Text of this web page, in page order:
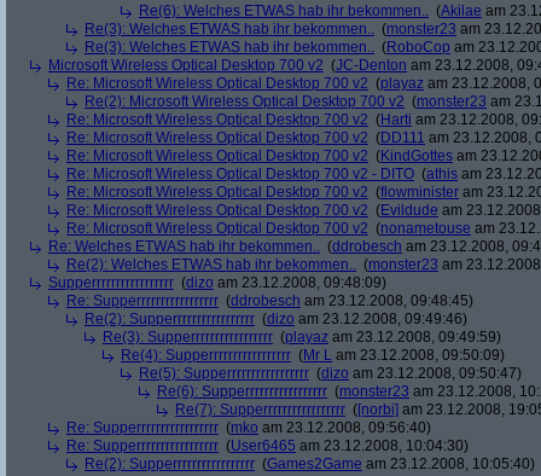
Re(6): Welches ETWAS hab ihr bekommen.. (Akilae am
Re(3): Welches ETWAS hab ihr bekommen.. (monster23 am
Re(3): Welches ETWAS hab ihr bekommen.. (RoboCop am
Microsoft Wireless Optical Desktop 700 v2 (JC-Denton am 23.12.2008,
Re: Microsoft Wireless Optical Desktop 700 v2 (playaz am 23.12.2008,
Re(2): Microsoft Wireless Optical Desktop 700 v2 (monster23 am
Re: Microsoft Wireless Optical Desktop 700 v2 (Harti am 23.12.2008,
Re: Microsoft Wireless Optical Desktop 700 v2 (DD111 am 23.12.2008,
Re: Microsoft Wireless Optical Desktop 700 v2 (KindGottes am
Re: Microsoft Wireless Optical Desktop 700 v2 - DITO (athis am
Re: Microsoft Wireless Optical Desktop 700 v2 (flowminister am
Re: Microsoft Wireless Optical Desktop 700 v2 (Evildude am
Re: Microsoft Wireless Optical Desktop 700 v2 (nonametouse am
Re: Welches ETWAS hab ihr bekommen.. (ddrobesch am 23.12.2008,
Re(2): Welches ETWAS hab ihr bekommen.. (monster23 am
Supperrrrrrrrrrrrrrrrr (dizo am 23.12.2008, 09:48:09)
Re: Supperrrrrrrrrrrrrrrrr (ddrobesch am 23.12.2008, 09:48:45)
Re(2): Supperrrrrrrrrrrrrrrrr (dizo am 23.12.2008, 09:49:46)
Re(3): Supperrrrrrrrrrrrrrrrr (playaz am 23.12.2008, 09:49:59)
Re(4): Supperrrrrrrrrrrrrrrrr (Mr L am 23.12.2008, 09:50:09)
Re(5): Supperrrrrrrrrrrrrrrrr (dizo am 23.12.2008, 09:50:47)
Re(6): Supperrrrrrrrrrrrrrrrr (monster23 am 23.12.2008,
Re(7): Supperrrrrrrrrrrrrrrrr ([norbi] am 23.12.2008,
Re: Supperrrrrrrrrrrrrrrrr (mko am 23.12.2008, 09:56:40)
Re: Supperrrrrrrrrrrrrrrrr (User6465 am 23.12.2008, 10:04:30)
Re(2): Supperrrrrrrrrrrrrrrrr (Games2Game am 23.12.2008, 10:05:40)